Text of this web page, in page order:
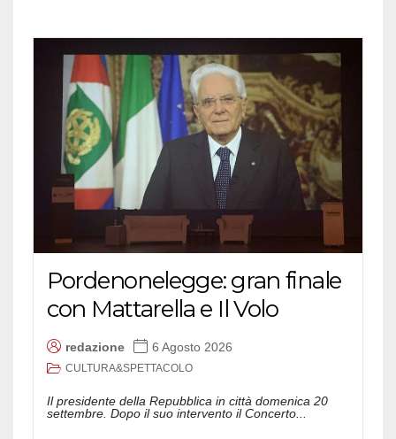
Pordenonelegge: gran finale
con Mattarella e Il Volo
redazione 6 Agosto 2026
CULTURA&SPETTACOLO
Il presidente della Repubblica in città domenica 20
settembre. Dopo il suo intervento il Concerto...